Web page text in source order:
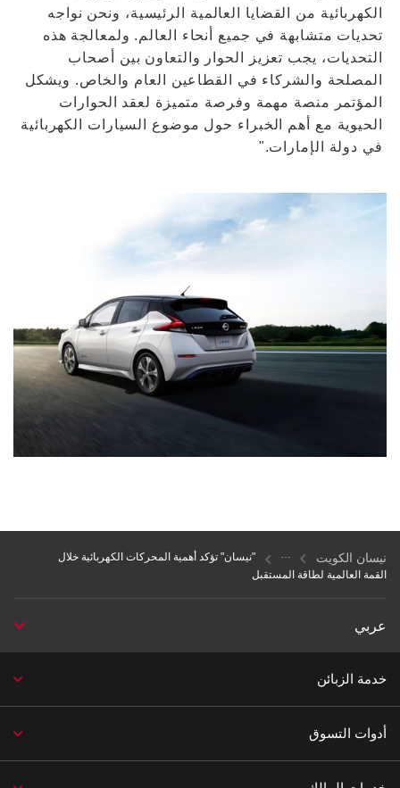
الكهربائية من القضايا العالمية الرئيسية، ونحن نواجه
تحديات متشابهة في جميع أنحاء العالم. ولمعالجة هذه
التحديات، يجب تعزيز الحوار والتعاون بين أصحاب
المصلحة والشركاء في القطاعين العام والخاص. ويشكل
المؤتمر منصة مهمة وفرصة متميزة لعقد الحوارات
الحيوية مع أهم الخبراء حول موضوع السيارات الكهربائية
في دولة الإمارات."
نيسان الكويت
"نيسان" تؤكد أهمية المحركات الكهربائية خلال
القمة العالمية لطاقة المستقبل
عربي
G
E
خدمة الزبائن
G
أدوات التسوق